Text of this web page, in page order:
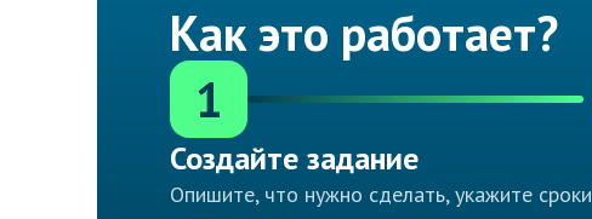
Как это работает?
1
Создайте задание
Опишите, что нужно сделать, укажите сроки